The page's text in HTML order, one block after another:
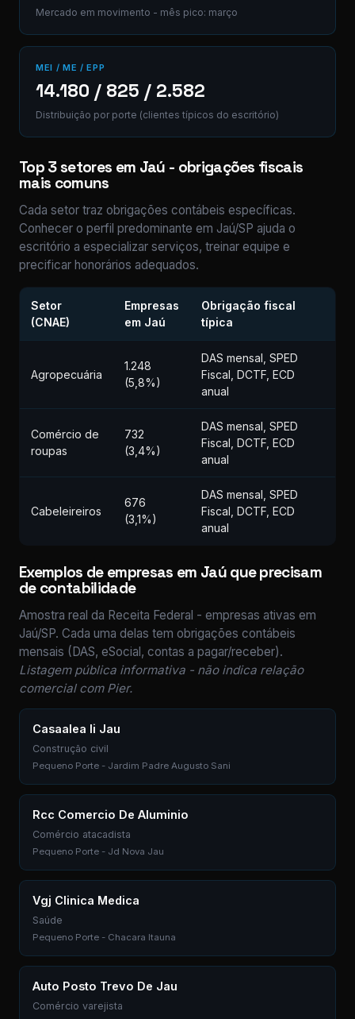
Mercado em movimento - mês pico: março
MEI / ME / EPP
14.180 / 825 / 2.582
Distribuição por porte (clientes típicos do escritório)
Top 3 setores em Jaú - obrigações fiscais
mais comuns
Cada setor traz obrigações contábeis específicas.
Conhecer o perfil predominante em Jaú/SP ajuda o
escritório a especializar serviços, treinar equipe e
precificar honorários adequados.
Setor
(CNAE)
Empresas
em Jaú
Obrigação fiscal
típica
Agropecuária
1.248
(5,8%)
DAS mensal, SPED
Fiscal, DCTF, ECD
anual
Comércio de
roupas
732
(3,4%)
DAS mensal, SPED
Fiscal, DCTF, ECD
anual
Cabeleireiros
676
(3,1%)
DAS mensal, SPED
Fiscal, DCTF, ECD
anual
Exemplos de empresas em Jaú que precisam
de contabilidade
Amostra real da Receita Federal - empresas ativas em
Jaú/SP. Cada uma delas tem obrigações contábeis
mensais (DAS, eSocial, contas a pagar/receber).
Listagem pública informativa - não indica relação
comercial com Pier.
Casaalea Ii Jau
Construção civil
Pequeno Porte - Jardim Padre Augusto Sani
Rcc Comercio De Aluminio
Comércio atacadista
Pequeno Porte - Jd Nova Jau
Vgj Clinica Medica
Saúde
Pequeno Porte - Chacara Itauna
Auto Posto Trevo De Jau
Comércio varejista